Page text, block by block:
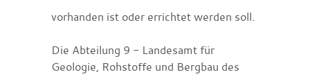
vorhanden ist oder errichtet werden soll.
Die Abteilung 9 - Landesamt für
Geologie, Rohstoffe und Bergbau des